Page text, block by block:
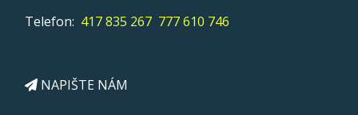
Telefon: 417 835 267 777 610 746
NAPIŠTE NÁM